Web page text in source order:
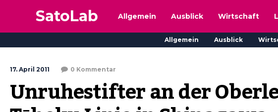
SatoLab Allgemein Ausblick Wirtschaft
Allgemein Ausblick
17. April 2011 0 Kommentar
Unruhestifter an der